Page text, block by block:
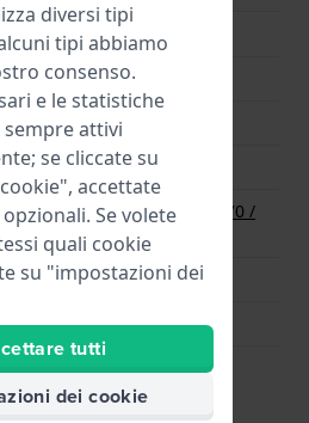
Seiko Instruments Inc.
No
Analogico
Quarzo
Batteria Renata R370 370 /
SR920W / SG6 / AG6
60 mesi
Si
No
diversi tipi
tipi abbiamo
consenso.
e le statistiche
attivi
se cliccate su
accettate
Se volete
quali cookie
su "impostazioni dei
tutti
dei cookie